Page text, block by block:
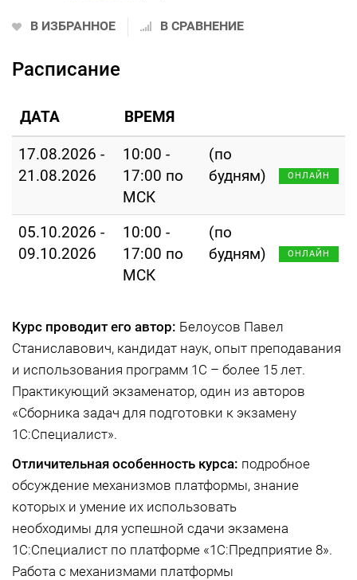
В ИЗБРАННОЕ В СРАВНЕНИЕ
Расписание
ДАТА ВРЕМЯ
17.08.2026 -
21.08.2026
10:00 -
17:00 по
МСК
(по
будням)
ОНЛАЙН
05.10.2026 -
09.10.2026
10:00 -
17:00 по
МСК
(по
будням)
ОНЛАЙН
Курс проводит его автор: Белоусов Павел
Станиславович, кандидат наук, опыт преподавания
и использования программ 1С – более 15 лет.
Практикующий экзаменатор, один из авторов
«Сборника задач для подготовки к экзамену
1С:Специалист».
Отличительная особенность курса: подробное
обсуждение механизмов платформы, знание
которых и умение их использовать
необходимы для успешной сдачи экзамена
1С:Специалист по платформе «1С:Предприятие 8».
Работа с механизмами платформы